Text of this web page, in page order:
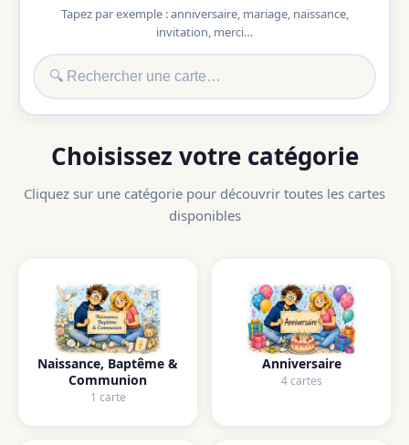
Tapez par exemple : anniversaire, mariage, naissance,
invitation, merci…
Choisissez votre catégorie
Cliquez sur une catégorie pour découvrir toutes les cartes
disponibles
Naissance, Baptême &
Communion
1 carte
Anniversaire
4 cartes